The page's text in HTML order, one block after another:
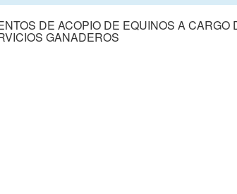
DE ACOPIO DE EQUINOS A
GANADEROS